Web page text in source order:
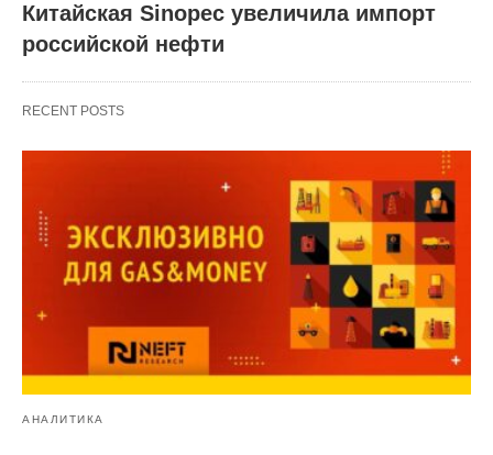
Китайская Sinopec увеличила импорт
российской нефти
RECENT POSTS
АНАЛИТИКА